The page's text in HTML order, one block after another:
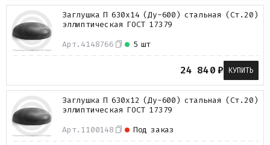
Фильтры
Компенсаторы
Фасонные части
Крепеж
Прокладки и уплотнения
Измерительные приборы
Баки
Детали трубопроводов
Водомерные узлы
Запорная арматура
Арт. 4148766 5 шт
Заглушка П 630х14 (Ду-600) стальная (Ст.20)
эллиптическая ГОСТ 17379
24 840₽ КУПИТЬ
Арт. 1100148 Под заказ
Заглушка П 630х12 (Ду-600) стальная (Ст.20)
эллиптическая ГОСТ 17379